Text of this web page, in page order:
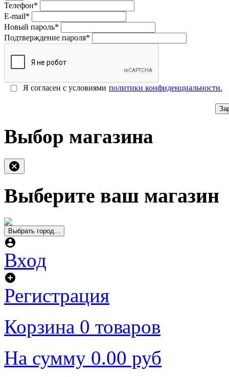
Телефон*
E-mail*
Новый пароль*
Подтверждение пароля*
Я согласен с условиями политики конфиденциальности.
Выбор магазина
Выберите ваш магазин
Выбрать город...
Вход
Регистрация
Корзина 0 товаров
На сумму 0.00 руб